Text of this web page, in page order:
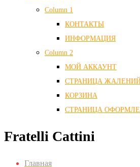
Column 1
КОНТАКТЫ
ИНФОРМАЦИЯ
Column 2
МОЙ АККАУНТ
СТРАНИЦА
КОРЗИНА
СТРАНИЦА
Fratelli Cattini
Главная